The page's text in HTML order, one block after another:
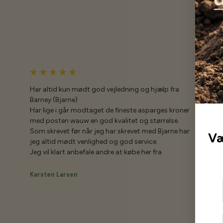
Har altid kun mødt god vejledning og hjælp fra
Barney (Bjarne)
Har lige i går modtaget de fineste asparges kroner
med posten wauw en god kvalitet og størrelse.
Som skrevet før når jeg har skrevet med Bjarne har
jeg altid mødt venlighed og god service.
Jeg vil klart anbefale andre at købe her fra
Karsten Larsen